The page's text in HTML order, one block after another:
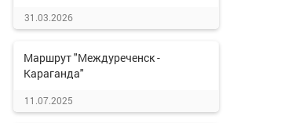
31.03.2026
Маршрут "Междуреченск -
Караганда"
11.07.2025